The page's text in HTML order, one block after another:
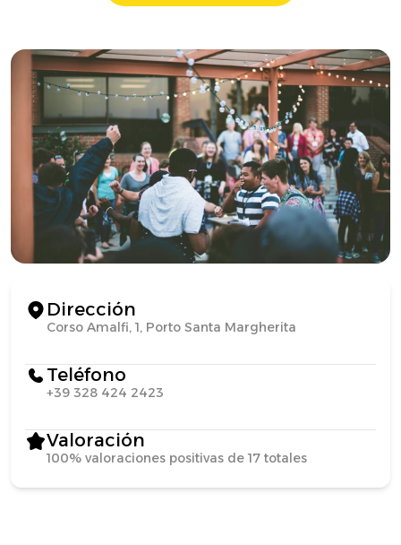
Dirección
Corso Amalfi, 1, Porto Santa Margherita
Teléfono
+39 328 424 2423
Valoración
100% valoraciones positivas de 17 totales